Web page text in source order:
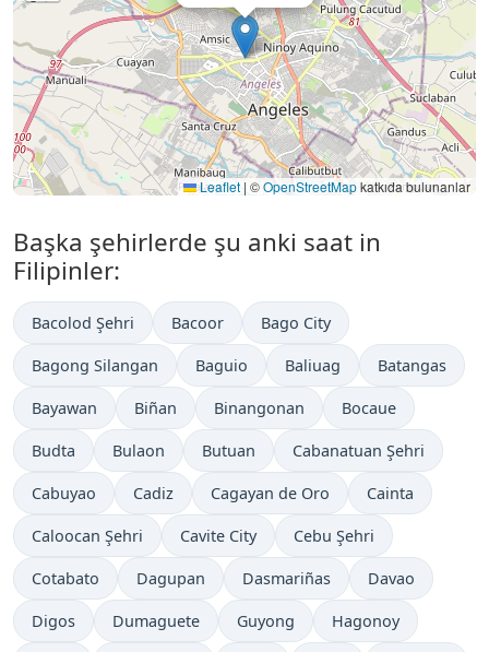
Leaflet | ©OpenStreetMapkatkıda bulunanlar
Başka şehirlerde şu anki saat in
Filipinler:
Bacolod Şehri Bacoor Bago City
Bagong Silangan Baguio Baliuag Batangas
Bayawan Biñan Binangonan Bocaue
Budta Bulaon Butuan Cabanatuan Şehri
Cabuyao Cadiz Cagayan de Oro Cainta
Caloocan Şehri Cavite City Cebu Şehri
Cotabato Dagupan Dasmariñas Davao
Digos Dumaguete Guyong Hagonoy